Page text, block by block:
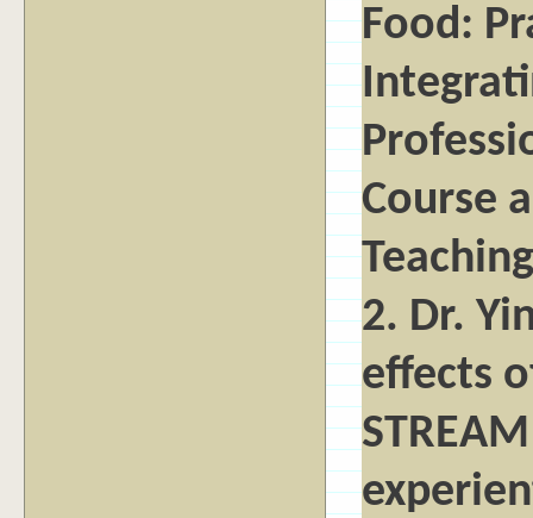
Food:
Course
2. Dr.
effects